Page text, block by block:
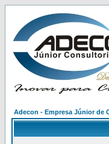
Adecon - Empresa Júnior de